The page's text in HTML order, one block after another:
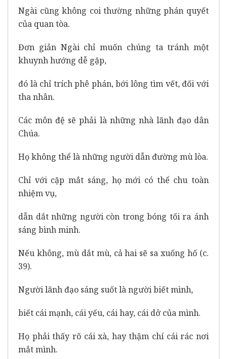
Ngài cũng không coi thường những phán quyết
của quan tòa.
Đơn giản Ngài chỉ muốn chúng ta tránh một
khuynh hướng dễ gặp,
đó là chỉ trích phê phán, bới lông tìm vết, đối với
tha nhân.
Các môn đệ sẽ phải là những nhà lãnh đạo dân
Chúa.
Họ không thể là những người dẫn đường mù lòa.
Chỉ với cặp mắt sáng, họ mới có thể chu toàn
nhiệm vụ,
dẫn dắt những người còn trong bóng tối ra ánh
sáng bình minh.
Nếu không, mù dắt mù, cả hai sẽ sa xuống hố (c.
39).
Người lãnh đạo sáng suốt là người biết mình,
biết cái mạnh, cái yếu, cái hay, cái dở của mình.
Họ phải thấy rõ cái xà, hay thậm chí cái rác nơi
mắt mình.